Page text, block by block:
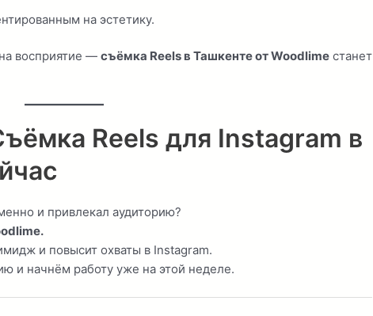
на эстетику.
восприятие — съёмка Reels в Ташкенте от Woodlime станет
Reels для Instagram в
и привлекал аудиторию?
и повысит охваты в Instagram.
и начнём работу уже на этой неделе.